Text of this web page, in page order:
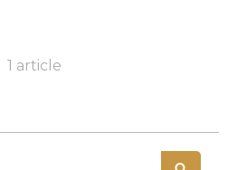
1 article